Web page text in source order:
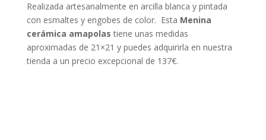
Realizada artesanalmente en arcilla blanca y pintada
con esmaltes y engobes de color. Esta Menina
cerámica amapolastiene unas medidas
aproximadas de 21×21 y puedes adquirirla en nuestra
tienda a un precio excepcional de 137€.